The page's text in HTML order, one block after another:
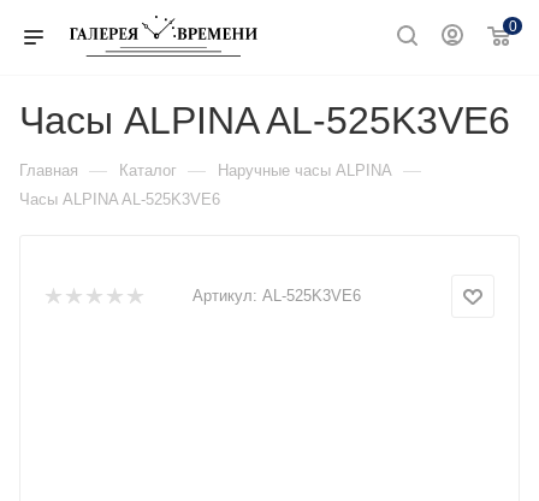
0
Часы ALPINA AL-525K3VE6
Главная — Каталог — Наручные часы ALPINA —
Часы ALPINA AL-525K3VE6
Артикул: AL-525K3VE6